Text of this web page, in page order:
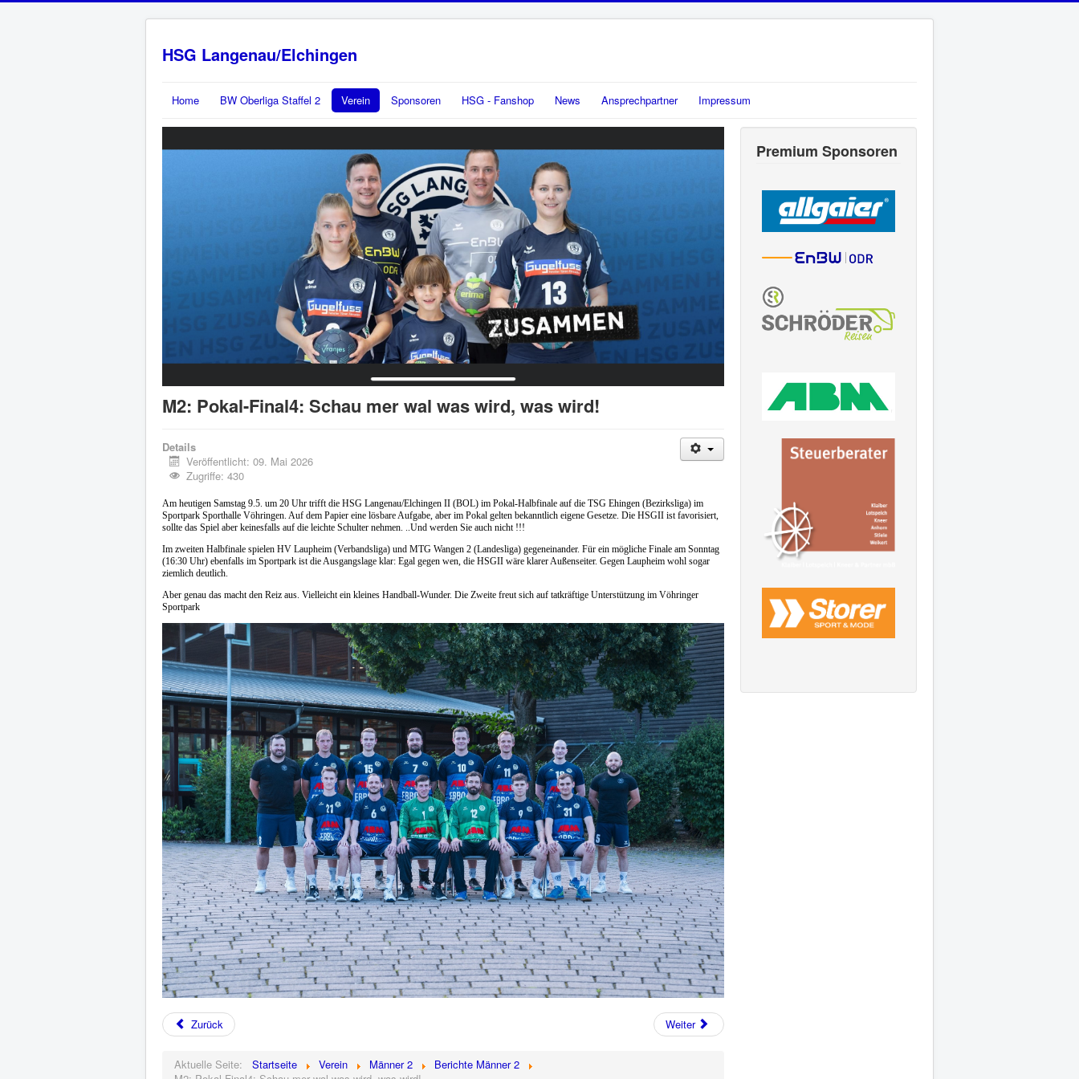
HSG Langenau/Elchingen
Home BW Oberliga Staffel 2 Verein Sponsoren HSG - Fanshop News Ansprechpartner Impressum
M2: Pokal-Final4: Schau mer wal was wird, was wird!
Details
Veröffentlicht: 09. Mai 2026
Zugriffe: 430
Am heutigen Samstag 9.5. um 20 Uhr trifft die HSG Langenau/Elchingen II (BOL) im Pokal-Halbfinale auf die TSG Ehingen (Bezirksliga) im
Sportpark Sporthalle Vöhringen. Auf dem Papier eine lösbare Aufgabe, aber im Pokal gelten bekanntlich eigene Gesetze. Die HSGII ist favorisiert,
sollte das Spiel aber keinesfalls auf die leichte Schulter nehmen. ..Und werden Sie auch nicht !!!
Im zweiten Halbfinale spielen HV Laupheim (Verbandsliga) und MTG Wangen 2 (Landesliga) gegeneinander. Für ein mögliche Finale am Sonntag
(16:30 Uhr) ebenfalls im Sportpark ist die Ausgangslage klar: Egal gegen wen, die HSGII wäre klarer Außenseiter. Gegen Laupheim wohl sogar
ziemlich deutlich.
Aber genau das macht den Reiz aus. Vielleicht ein kleines Handball-Wunder. Die Zweite freut sich auf tatkräftige Unterstützung im Vöhringer
Sportpark
Zurück Weiter
Aktuelle Seite: Startseite Verein Männer 2
Berichte Männer 2
Premium Sponsoren